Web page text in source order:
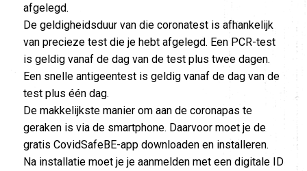
afgelegd.
De geldigheidsduur van die coronatest is afhankelijk
van precieze test die je hebt afgelegd. Een PCR-test
is geldig vanaf de dag van de test plus twee dagen.
Een snelle antigeentest is geldig vanaf de dag van de
test plus één dag.
De makkelijkste manier om aan de coronapas te
geraken is via de smartphone. Daarvoor moet je de
gratis CovidSafeBE-app downloaden en installeren.
Na installatie moet je je aanmelden met een digitale ID